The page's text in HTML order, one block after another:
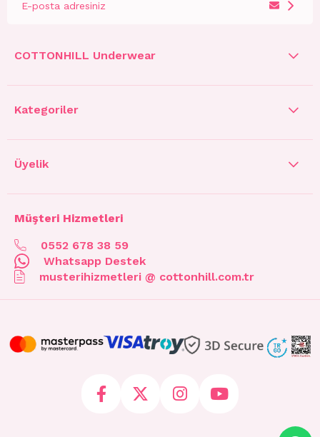
COTTONHILL Underwear
Kategoriler
Üyelik
Müşteri Hizmetleri
0552 678 38 59
Whatsapp Destek
musterihizmetleri @ cottonhill.com.tr